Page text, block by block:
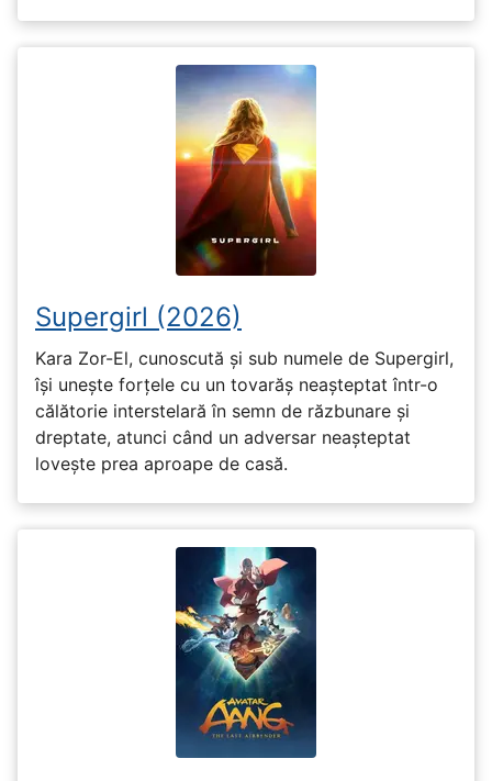
Supergirl (2026)
Kara Zor-El, cunoscută și sub numele de Supergirl,
își unește forțele cu un tovarăș neașteptat într-o
călătorie interstelară în semn de răzbunare și
dreptate, atunci când un adversar neașteptat
lovește prea aproape de casă.